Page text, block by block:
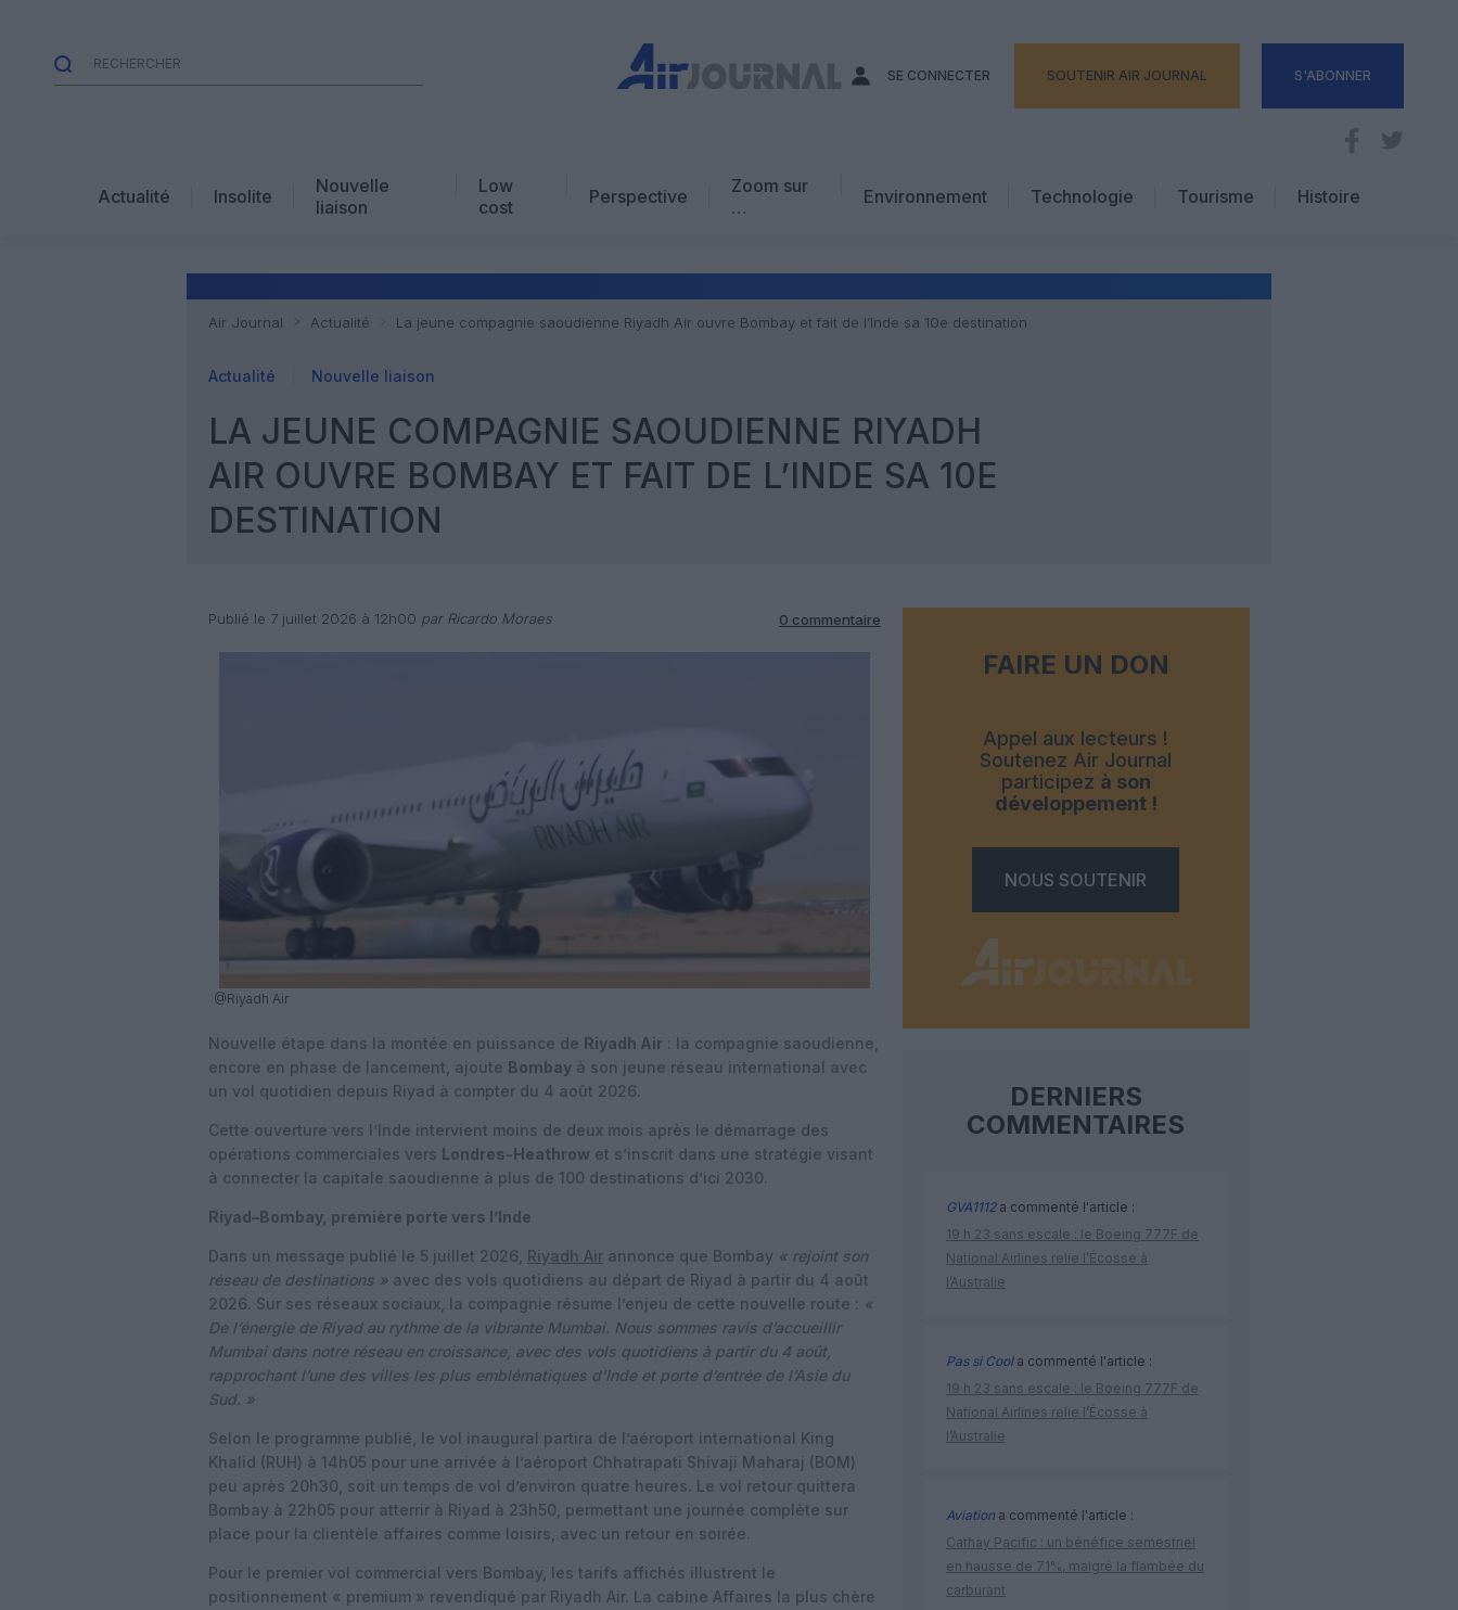
SE CONNECTER SOUTENIR AIR JOURNAL S'ABONNER
Actualité Insolite
Nouvelle
liaison
Low
cost
Perspective
Zoom sur
…
Avis d’expert
Environnement Technologie
Tourisme
Hôtellerie
Histoire
Air Journal Actualité La jeune compagnie saoudienne Riyadh Air ouvre Bombay et fait de l’Inde sa 10e destination
Actualité Nouvelle liaison
LA JEUNE COMPAGNIE SAOUDIENNE RIYADH
AIR OUVRE BOMBAY ET FAIT DE L’INDE SA 10E
DESTINATION
Publié le 7 juillet 2026 à 12h00 par Ricardo Moraes 0 commentaire
@Riyadh Air
Nouvelle étape dans la montée en puissance de Riyadh Air : la compagnie saoudienne,
encore en phase de lancement, ajoute Bombay à son jeune réseau international avec
un vol quotidien depuis Riyad à compter du 4 août 2026.
Cette ouverture vers l’Inde intervient moins de deux mois après le démarrage des
opérations commerciales vers Londres-Heathrow et s’inscrit dans une stratégie visant
à connecter la capitale saoudienne à plus de 100 destinations d’ici 2030.
Riyad–Bombay, première porte vers l’Inde
Dans un message publié le 5 juillet 2026, Riyadh Air annonce que Bombay « rejoint son
réseau de destinations » avec des vols quotidiens au départ de Riyad à partir du 4 août
2026. Sur ses réseaux sociaux, la compagnie résume l’enjeu de cette nouvelle route : «
De l’énergie de Riyad au rythme de la vibrante Mumbai. Nous sommes ravis d’accueillir
Mumbai dans notre réseau en croissance, avec des vols quotidiens à partir du 4 août,
rapprochant l’une des villes les plus emblématiques d’Inde et porte d’entrée de l’Asie du
Sud. »
Selon le programme publié, le vol inaugural partira de l’aéroport international King
Khalid (RUH) à 14h05 pour une arrivée à l’aéroport Chhatrapati Shivaji Maharaj (BOM)
peu après 20h30, soit un temps de vol d’environ quatre heures. Le vol retour quittera
Bombay à 22h05 pour atterrir à Riyad à 23h50, permettant une journée complète sur
place pour la clientèle affaires comme loisirs, avec un retour en soirée.
Pour le premier vol commercial vers Bombay, les tarifs affichés illustrent le
positionnement « premium » revendiqué par Riyadh Air. La cabine Affaires la plus chère
FAIRE UN DON
Appel aux lecteurs !
Soutenez Air Journal
participez à son
développement !
NOUS SOUTENIR
DERNIERS
COMMENTAIRES
GVA1112a commenté l'article :
19 h 23 sans escale : le Boeing 777F de
National Airlines relie l’Écosse à
l’Australie
Pas si Coola commenté l'article :
19 h 23 sans escale : le Boeing 777F de
National Airlines relie l’Écosse à
l’Australie
Aviation a commenté l'article :
Cathay Pacific : un bénéfice semestriel
en hausse de 71%, malgré la flambée du
carburant